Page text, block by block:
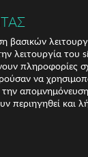
βασικών
λειτουργία του
πληροφορίες
να
περιηγηθεί και